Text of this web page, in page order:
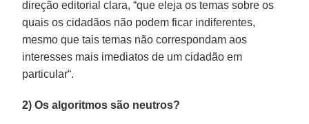
direção editorial clara, “que eleja os temas sobre os
quais os cidadãos não podem ficar indiferentes,
mesmo que tais temas não correspondam aos
interesses mais imediatos de um cidadão em
particular“.
2) Os algoritmos são neutros?